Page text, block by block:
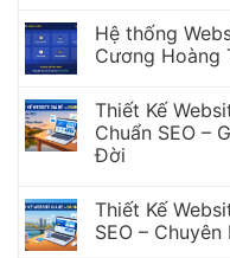
Hệ thống
Cương Hoàng
Thiết Kế
Chuẩn SEO –
Đời
Thiết Kế
SEO –